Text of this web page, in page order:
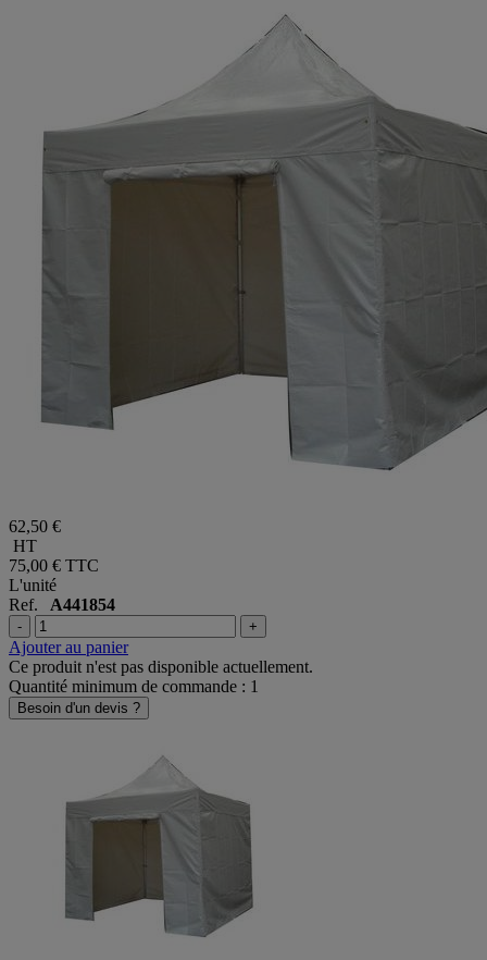
62,50 €
HT
75,00 € TTC
L'unité
Ref. A441854
- +
Ajouter au panier
Ce produit n'est pas disponible actuellement.
Quantité minimum de commande : 1
Besoin d'un devis ?